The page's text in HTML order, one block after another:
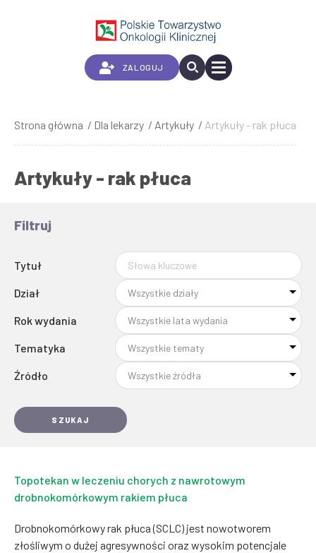
ZALOGUJ
Ścieżka
nawigacyjna
Strona główna Dla lekarzy Artykuły Artykuły - rak płuca
Artykuły - rak płuca
Filtruj
Tytuł
Dział
Rok wydania
Tematyka
Źródło
SZUKAJ
Topotekan w leczeniu chorych z nawrotowym
drobnokomórkowym rakiem płuca
Drobnokomórkowy rak płuca (SCLC) jest nowotworem
złośliwym o dużej agresywności oraz wysokim potencjale